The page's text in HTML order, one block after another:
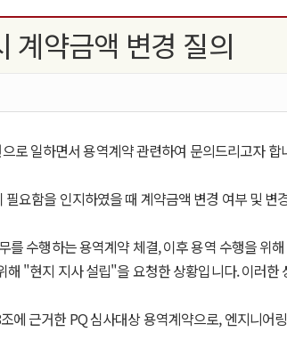
계약금액 변경 질의
로 일하면서 용역계약 관련하여 문의드리고자 합
요함을 인지하였을 때 계약금액 변경 여부 및 변
를 수행하는 용역계약 체결, 이후 용역 수행을 위
해 "현지 지사 설립"을 요청한 상황입니다. 이러
에 근거한 PQ 심사대상 용역계약으로, 엔지니어